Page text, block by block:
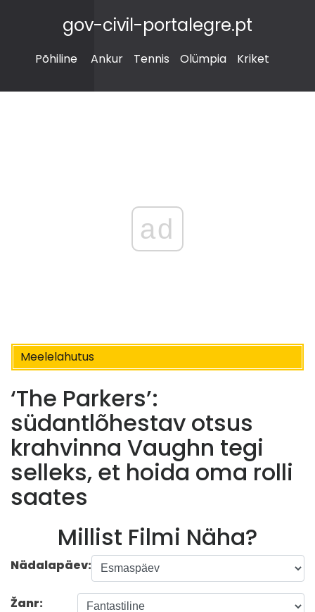
gov-civil-portalegre.pt
Põhiline Ankur Tennis Olümpia Kriket
ad
Meelelahutus
‘The Parkers’:
südantlõhestav otsus
krahvinna Vaughn tegi
selleks, et hoida oma rolli
saates
Millist Filmi Näha?
Nädalapäev:
Žanr: